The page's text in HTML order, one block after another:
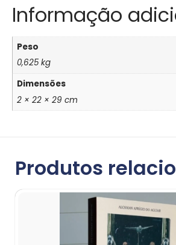
Informação
Peso
0,625 kg
Dimensões
2 × 22 × 29 cm
Produtos